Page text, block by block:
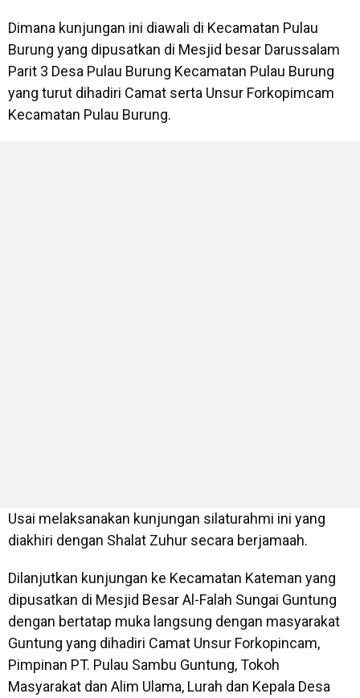
Dimana kunjungan ini diawali di Kecamatan Pulau
Burung yang dipusatkan di Mesjid besar Darussalam
Parit 3 Desa Pulau Burung Kecamatan Pulau Burung
yang turut dihadiri Camat serta Unsur Forkopimcam
Kecamatan Pulau Burung.
Usai melaksanakan kunjungan silaturahmi ini yang
diakhiri dengan Shalat Zuhur secara berjamaah.
Dilanjutkan kunjungan ke Kecamatan Kateman yang
dipusatkan di Mesjid Besar Al-Falah Sungai Guntung
dengan bertatap muka langsung dengan masyarakat
Guntung yang dihadiri Camat Unsur Forkopincam,
Pimpinan PT. Pulau Sambu Guntung, Tokoh
Masyarakat dan Alim Ulama, Lurah dan Kepala Desa